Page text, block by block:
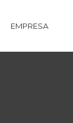
EMPRESA